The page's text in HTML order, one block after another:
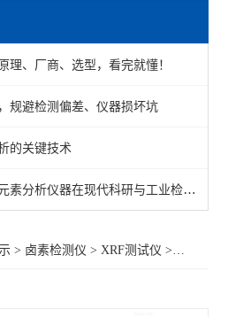
理、厂商、选型，看完就懂！
规避检测偏差、仪器损坏坑
的关键技术
XRF测试仪：高效准确的元素分析仪器在现代科研与工业检测中的应用
> 卤素检测仪 >XRF测试仪 >深圳XRF测试仪价格